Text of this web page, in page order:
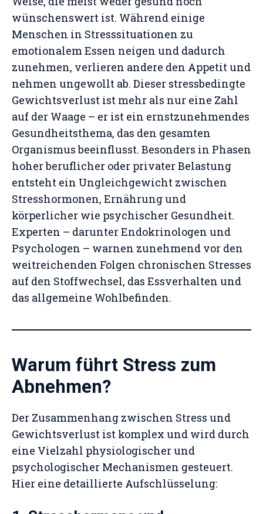
wünschenswert ist. Während einige
Menschen in Stresssituationen zu
emotionalem Essen neigen und dadurch
zunehmen, verlieren andere den Appetit und
nehmen ungewollt ab. Dieser stressbedingte
Gewichtsverlust ist mehr als nur eine Zahl
auf der Waage – er ist ein ernstzunehmendes
Gesundheitsthema, das den gesamten
Organismus beeinflusst. Besonders in Phasen
hoher beruflicher oder privater Belastung
entsteht ein Ungleichgewicht zwischen
Stresshormonen, Ernährung und
körperlicher wie psychischer Gesundheit.
Experten – darunter Endokrinologen und
Psychologen – warnen zunehmend vor den
weitreichenden Folgen chronischen Stresses
auf den Stoffwechsel, das Essverhalten und
das allgemeine Wohlbefinden.
Warum führt Stress zum
Abnehmen?
Der Zusammenhang zwischen Stress und
Gewichtsverlust ist komplex und wird durch
eine Vielzahl physiologischer und
psychologischer Mechanismen gesteuert.
Hier eine detaillierte Aufschlüsselung: